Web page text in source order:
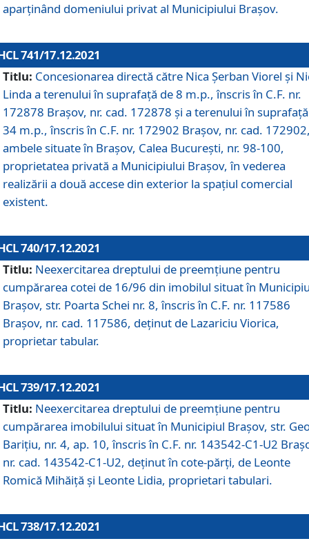
aparținând domeniului privat al Municipiului Brașov.
741/17.12.2021
Titlu: Concesionarea directă către Nica Șerban Viorel și
Linda a terenului în suprafață de 8 m.p., înscris în C.F. nr.
172878 Brașov, nr. cad. 172878 și a terenului în
34 m.p., înscris în C.F. nr. 172902 Brașov, nr. cad.
ambele situate în Brașov, Calea București, nr. 98-100,
proprietatea privată a Municipiului Brașov, în vederea
realizării a două accese din exterior la spațiul comercial
existent.
740/17.12.2021
Titlu: Neexercitarea dreptului de preemţiune pentru
cumpărarea cotei de 16/96 din imobilul situat în
Braşov, str. Poarta Schei nr. 8, înscris în C.F. nr. 117586
Brașov, nr. cad. 117586, deținut de Lazariciu Viorica,
proprietar tabular.
739/17.12.2021
Titlu: Neexercitarea dreptului de preemţiune pentru
cumpărarea imobilului situat în Municipiul Braşov, str.
Barițiu, nr. 4, ap. 10, înscris în C.F. nr. 143542-C1-U2
nr. cad. 143542-C1-U2, deținut în cote-părți, de Leonte
Romică Mihăiță și Leonte Lidia, proprietari tabulari.
738/17.12.2021